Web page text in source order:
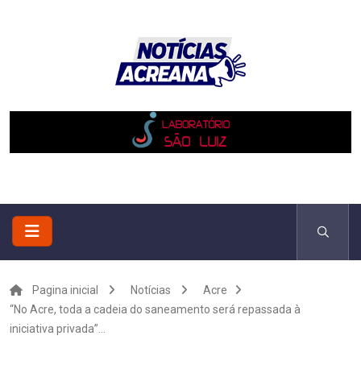
Pagina inicial Notícias
Acre
“No Acre, toda a cadeia do saneamento será repassada à
iniciativa privada”...